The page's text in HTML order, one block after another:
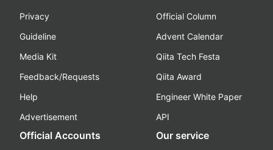
Privacy
Guideline
Media Kit
Feedback/Requests
Help
Advertisement
Official Column
Advent Calendar
Qiita Tech Festa
Qiita Award
Engineer White Paper
API
Official Accounts Our service